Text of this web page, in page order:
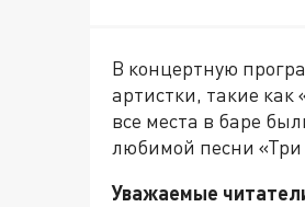
В концертную
артистки, такие
все места в баре
любимой песни «Три
Уважаемые